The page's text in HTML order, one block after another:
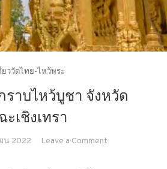
ยววัดไทย-ไหว้พระ
ราบไหว้บูชา จังหวัด
ะเชิงเทรา
น 2022 Leave a Comment